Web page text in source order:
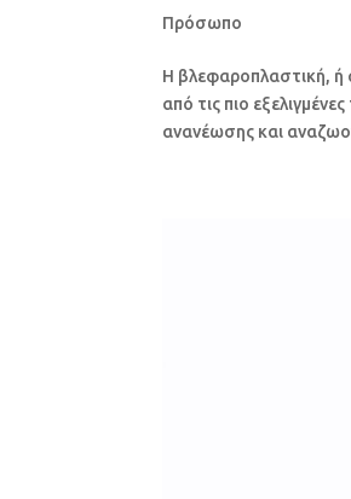
Πρόσωπο
Η βλεφαροπλαστική, ή
από τις πιο
ανανέωσης και